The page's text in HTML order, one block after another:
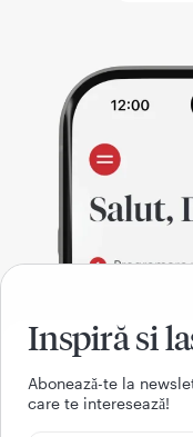
Inspiră si
Aboneazǎ-te la
care te intereseazǎ!